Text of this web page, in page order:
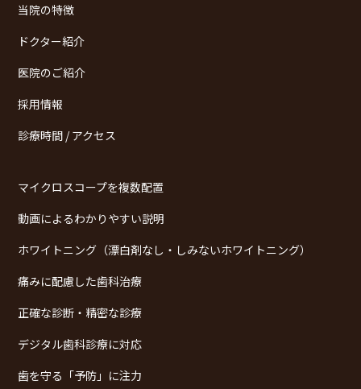
当院の特徴
ドクター紹介
医院のご紹介
採用情報
診療時間 / アクセス
マイクロスコープを複数配置
動画によるわかりやすい説明
ホワイトニング（漂白剤なし・しみないホワイトニング）
痛みに配慮した歯科治療
正確な診断・精密な診療
デジタル歯科診療に対応
歯を守る「予防」に注力